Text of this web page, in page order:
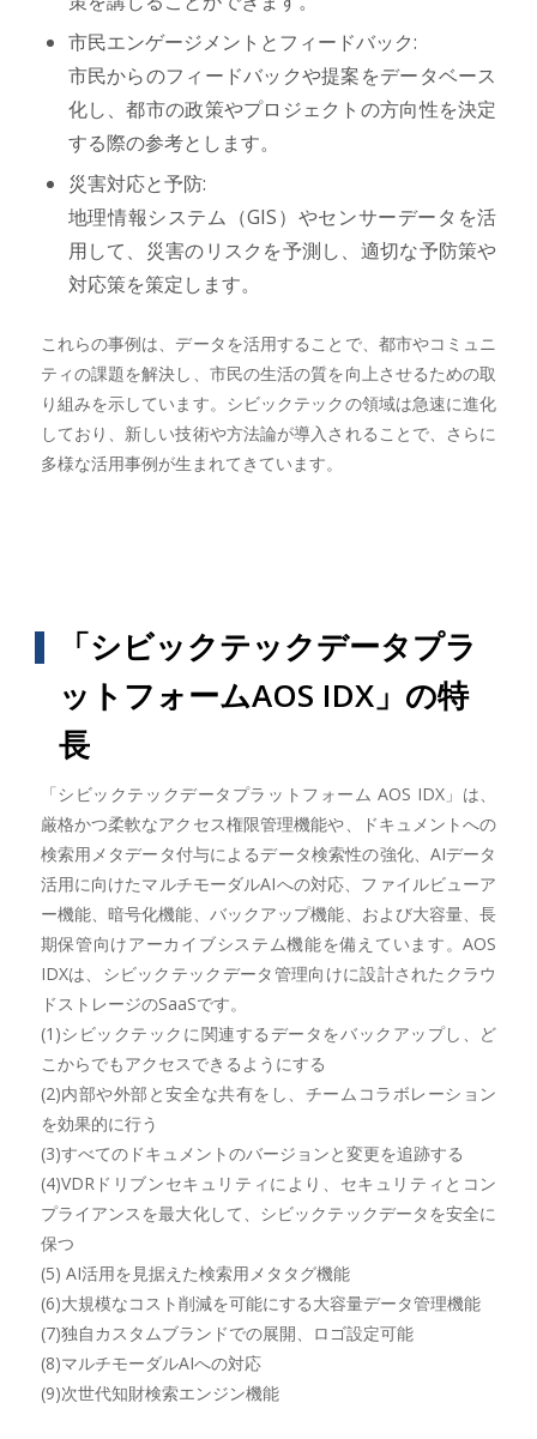
市民エンゲージメントとフィードバック:
市民からのフィードバックや提案をデータベース
化し、都市の政策やプロジェクトの方向性を決定
する際の参考とします。
災害対応と予防:
地理情報システム（GIS）やセンサーデータを活
用して、災害のリスクを予測し、適切な予防策や
対応策を策定します。
これらの事例は、データを活用することで、都市やコミュニ
ティの課題を解決し、市民の生活の質を向上させるための取
り組みを示しています。シビックテックの領域は急速に進化
しており、新しい技術や方法論が導入されることで、さらに
多様な活用事例が生まれてきています。
「シビックテックデータプラ
ットフォームAOS IDX」の特
長
「シビックテックデータプラットフォーム AOS IDX」は、
厳格かつ柔軟なアクセス権限管理機能や、ドキュメントへの
検索用メタデータ付与によるデータ検索性の強化、AIデータ
活用に向けたマルチモーダルAIへの対応、ファイルビューア
ー機能、暗号化機能、バックアップ機能、および大容量、長
期保管向けアーカイブシステム機能を備えています。AOS
IDXは、シビックテックデータ管理向けに設計されたクラウ
ドストレージのSaaSです。
(1)シビックテックに関連するデータをバックアップし、ど
こからでもアクセスできるようにする
(2)内部や外部と安全な共有をし、チームコラボレーション
を効果的に行う
(3)すべてのドキュメントのバージョンと変更を追跡する
(4)VDRドリブンセキュリティにより、セキュリティとコン
プライアンスを最大化して、シビックテックデータを安全に
保つ
(5) AI活用を見据えた検索用メタタグ機能
(6)大規模なコスト削減を可能にする大容量データ管理機能
(7)独自カスタムブランドでの展開、ロゴ設定可能
(8)マルチモーダルAIへの対応
(9)次世代知財検索エンジン機能